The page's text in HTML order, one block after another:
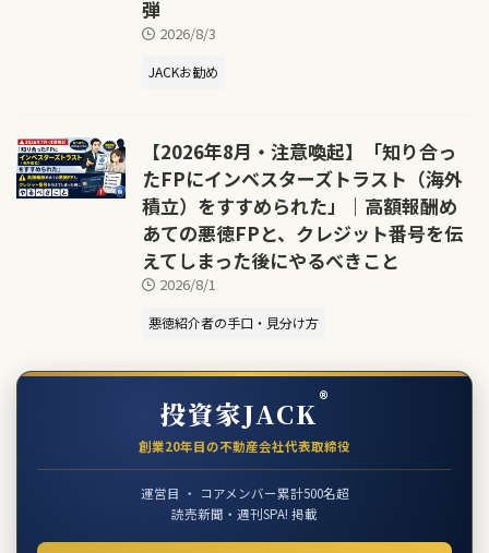
弾
2026/8/3
JACKお勧め
【2026年8月・注意喚起】「知り合っ
たFPにインベスターズトラスト（海外
積立）をすすめられた」｜高額報酬め
あての悪徳FPと、クレジット番号を伝
えてしまった後にやるべきこと
2026/8/1
悪徳紹介者の手口・見分け方
投資家JACK®
創業20年目の不動産会社代表取締役
運営目 ・ コアメンバー累計500名超
読売新聞・週刊SPA! 掲載